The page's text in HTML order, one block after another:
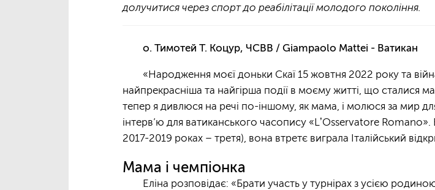
долучитися через спорт до реабілітації молодого покоління.
о. Тимотей Т. Коцур, ЧСВВ / Giampaolo Mattei - Ватикан
«Народження моєї доньки Скаї 15 жовтня 2022 року та
найпрекрасніша та найгірша події в моєму житті, що
тепер я дивлюся на речі по-іншому, як мама, і молюся за мир
інтерв’ю для ватиканського часопису «LʼOsservatore
2017-2019 роках – третя), вона втретє виграла Італійський
Мама і чемпіонка
Еліна розповідає: «Брати участь у турнірах з усією